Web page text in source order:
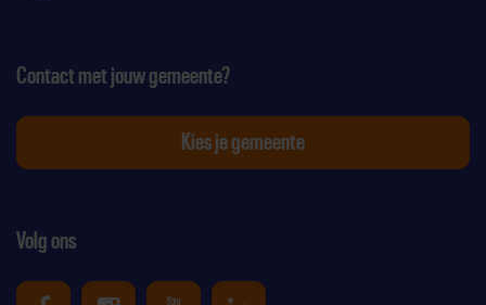
Volg ons
Contact met jouw gemeente?
Kies je gemeente